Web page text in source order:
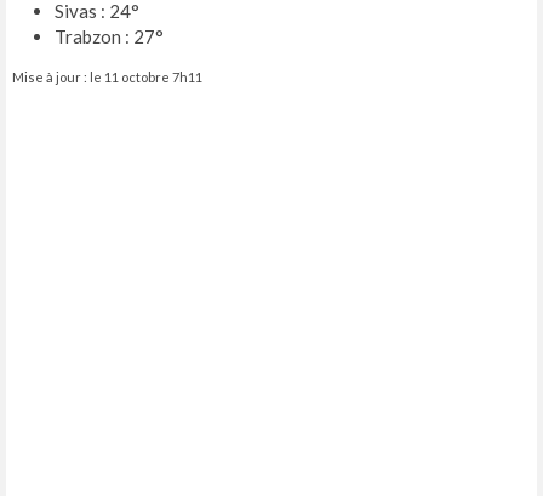
Sivas : 24°
Trabzon : 27°
Mise à jour : le 11 octobre 7h11